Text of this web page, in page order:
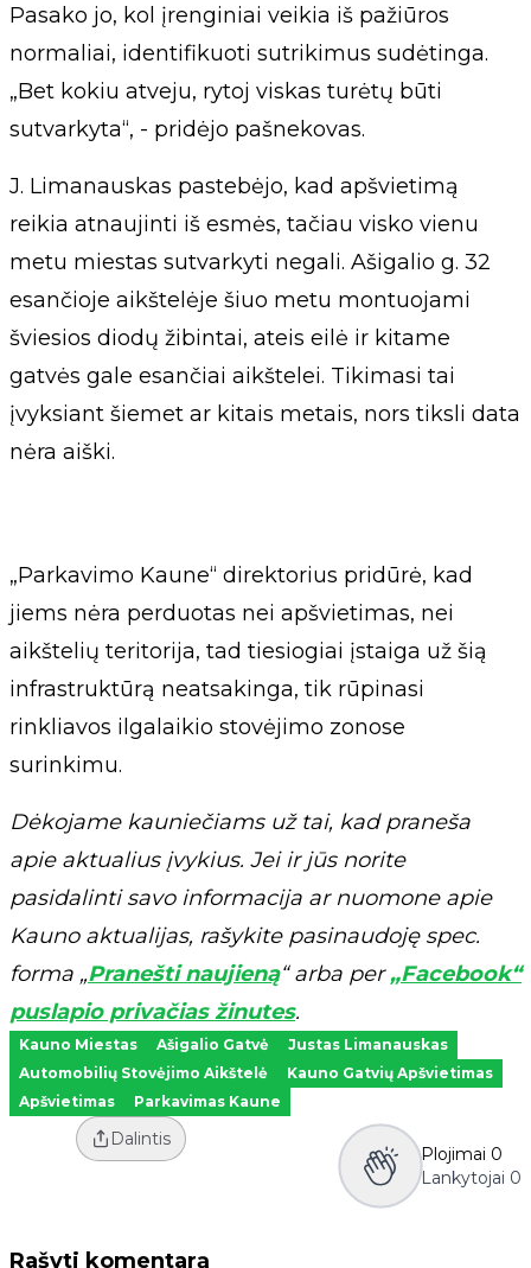
Pasako jo, kol įrenginiai veikia iš pažiūros
normaliai, identifikuoti sutrikimus sudėtinga.
„Bet kokiu atveju, rytoj viskas turėtų būti
sutvarkyta“, - pridėjo pašnekovas.
J. Limanauskas pastebėjo, kad apšvietimą
reikia atnaujinti iš esmės, tačiau visko vienu
metu miestas sutvarkyti negali. Ašigalio g. 32
esančioje aikštelėje šiuo metu montuojami
šviesios diodų žibintai, ateis eilė ir kitame
gatvės gale esančiai aikštelei. Tikimasi tai
įvyksiant šiemet ar kitais metais, nors tiksli data
nėra aiški.
„Parkavimo Kaune“ direktorius pridūrė, kad
jiems nėra perduotas nei apšvietimas, nei
aikštelių teritorija, tad tiesiogiai įstaiga už šią
infrastruktūrą neatsakinga, tik rūpinasi
rinkliavos ilgalaikio stovėjimo zonose
surinkimu.
Dėkojame kauniečiams už tai, kad praneša
apie aktualius įvykius. Jei ir jūs norite
pasidalinti savo informacija ar nuomone apie
Kauno aktualijas, rašykite pasinaudoję spec.
forma „Pranešti naujieną“ arba per„Facebook“
puslapio privačias žinutes.
Kauno Miestas Ašigalio Gatvė
Justas Limanauskas
Automobilių Stovėjimo Aikštelė
Kauno Gatvių Apšvietimas
Apšvietimas
Parkavimas Kaune
Dalintis
Plojimai 0
Lankytojai 0
Rašyti komentarą